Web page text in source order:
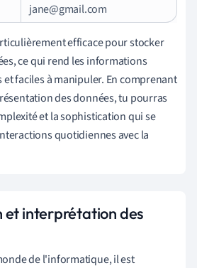
jane@gmail.com
efficace pour stocker
ce qui rend les informations
faciles à manipuler. En comprenant
des données, tu pourras
et la sophistication qui se
quotidiennes avec la
et interprétation des
de l'informatique, il est